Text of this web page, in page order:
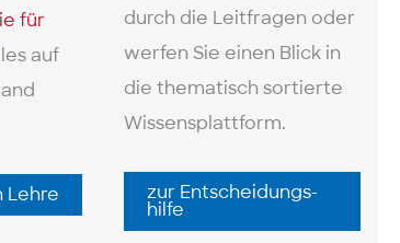
für
auf
Lehre
durch die Leit­fragen oder
werfen Sie einen Blick in
die thematisch sortierte
Wissens­plattform.
zur Ent­scheidungs­
hilfe